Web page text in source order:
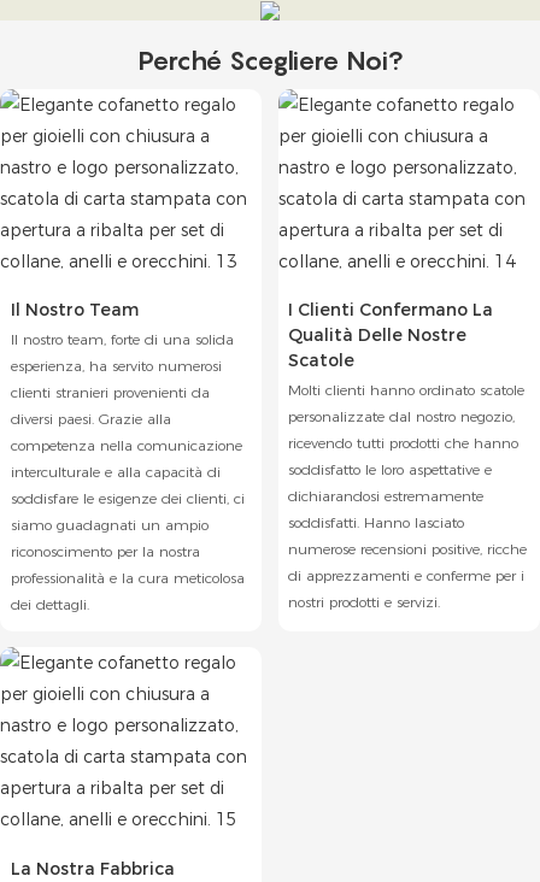
Perché Scegliere Noi?
Il Nostro Team
Il nostro team, forte di una solida
esperienza, ha servito numerosi
clienti stranieri provenienti da
diversi paesi. Grazie alla
competenza nella comunicazione
interculturale e alla capacità di
soddisfare le esigenze dei clienti, ci
siamo guadagnati un ampio
riconoscimento per la nostra
professionalità e la cura meticolosa
dei dettagli.
I Clienti Confermano La
Qualità Delle Nostre
Scatole
Molti clienti hanno ordinato scatole
personalizzate dal nostro negozio,
ricevendo tutti prodotti che hanno
soddisfatto le loro aspettative e
dichiarandosi estremamente
soddisfatti. Hanno lasciato
numerose recensioni positive, ricche
di apprezzamenti e conferme per i
nostri prodotti e servizi.
La Nostra Fabbrica